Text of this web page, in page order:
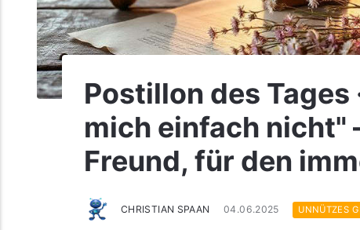
Postillon des Tages
mich einfach nicht"
Freund, für den
CHRISTIAN SPAAN 04.06.2025 UNNÜTZES